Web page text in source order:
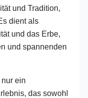
und Tradition,
dient als
und das Erbe,
und spannenden
ein
das sowohl